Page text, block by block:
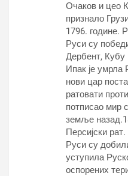
Очаков и цео
признало
1796. године.
Руси су
Дербент, Кубу
Ипак је умрла
нови цар
ратовати
потписао мир
земље
Персијски рат.
Руси су
уступила
оспорених